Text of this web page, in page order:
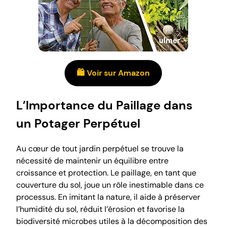
🛍️ Voir sur Amazon
L’Importance du Paillage dans
un Potager Perpétuel
Au cœur de tout jardin perpétuel se trouve la
nécessité de maintenir un équilibre entre
croissance et protection. Le paillage, en tant que
couverture du sol, joue un rôle inestimable dans ce
processus. En imitant la nature, il aide à préserver
l’humidité du sol, réduit l’érosion et favorise la
biodiversité microbes utiles à la décomposition des